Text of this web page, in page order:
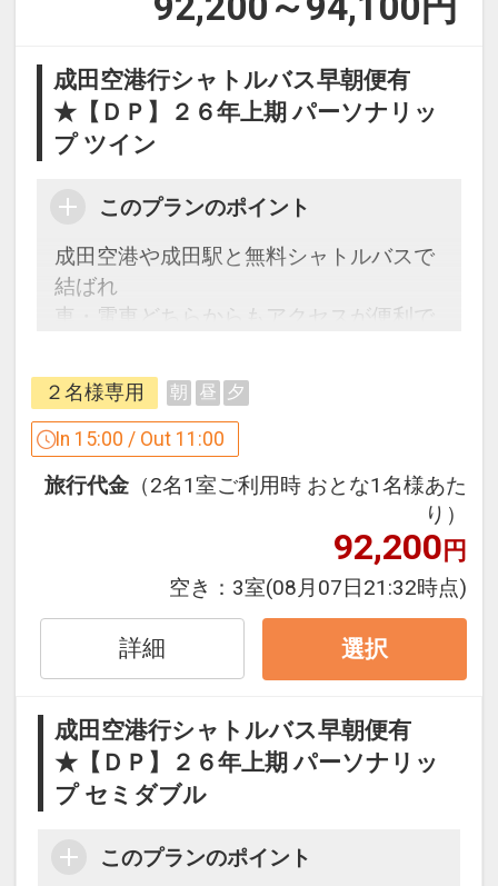
成田空港行シャトルバス早朝便有
★【ＤＰ】２６年上期 パーソナリッ
プ ツイン
このプランのポイント
成田空港や成田駅と無料シャトルバスで
結ばれ
車・電車どちらからもアクセスが便利で
前後泊やビジネスの際に、是非ご利用く
ださい。
●滞在中フィットネスセンターをご利用
※旅行代金に含まれます。
「食事なしプラン」と「朝食付プラン」
をご用意しています。
ン」を掲載しています。
※ご覧のページがどちらかを【食事条
件】の項目でご確認のうえ、予約にお進
２名様専用 朝 昼 夕
In 15:00 / Out 11:00
旅行代金 （2名1室ご利用時 おとな1名様あた
り）
92,200円
空き： 3室(08月07日21:32時点)
詳細 選択
成田空港行シャトルバス早朝便有
★【ＤＰ】２６年上期 パーソナリッ
プ セミダブル
このプランのポイント